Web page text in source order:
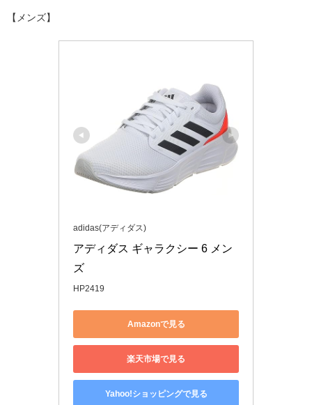
【メンズ】
adidas(アディダス)
アディダス ギャラクシー 6 メン
ズ
HP2419
Amazonで見る
楽天市場で見る
Yahoo!ショッピングで見る